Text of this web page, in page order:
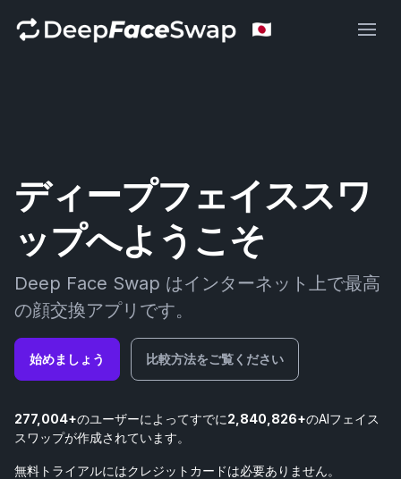
ディープフェイススワ
ップへようこそ
Deep Face Swap はインターネット上で最高
の顔交換アプリです。
始めましょう 比較方法をご覧ください
277,004+のユーザーによってすでに2,840,826+のAIフェイス
スワップが作成されています。
無料トライアルにはクレジットカードは必要ありません。